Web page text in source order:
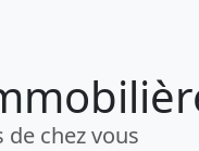
chez vous